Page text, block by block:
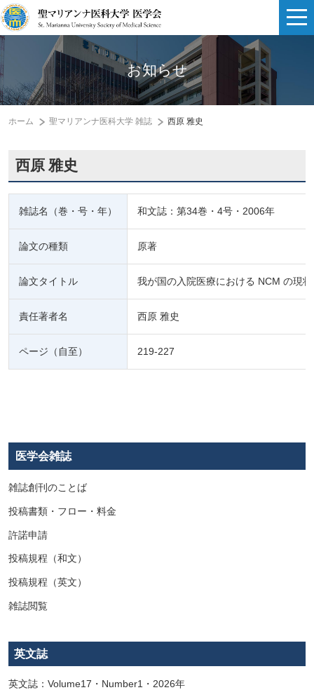
お知らせ
ホーム 聖マリアンナ医科大学 雑誌 西原 雅史
西原 雅史
雑誌名（巻・号・年） 和文誌：第34巻・4号・2006年
論文の種類 原著
論文タイトル 我が国の入院医療における NCM の現
責任著者名 西原 雅史
ページ（自至） 219-227
医学会雑誌
雑誌創刊のことば
投稿書類・フロー・料金
許諾申請
投稿規程（和文）
投稿規程（英文）
雑誌閲覧
英文誌
英文誌：Volume17・Number1・2026年